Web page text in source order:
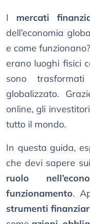
I mercati
dell’economia
e come
erano luoghi fisici
sono
globalizzato.
online, gli
tutto il mondo.
In questa guida,
che devi sapere
ruolo
funzionamento.
strumenti